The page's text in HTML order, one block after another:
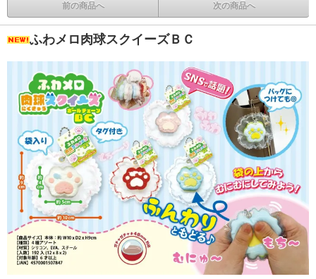
前の商品へ 次の商品へ
ふわメロ肉球スクイーズＢＣ